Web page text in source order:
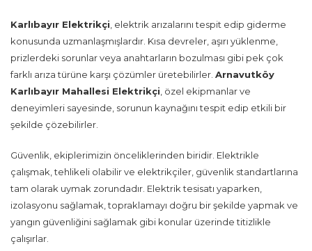
Karlıbayır Elektrikçi , elektrik arızalarını tespit edip giderme
konusunda uzmanlaşmışlardır. Kısa devreler, aşırı yüklenme,
prizlerdeki sorunlar veya anahtarların bozulması gibi pek çok
farklı arıza türüne karşı çözümler üretebilirler. Arnavutköy
Karlıbayır Mahallesi Elektrikçi , özel ekipmanlar ve
deneyimleri sayesinde, sorunun kaynağını tespit edip etkili bir
şekilde çözebilirler.
Güvenlik, ekiplerimizin önceliklerinden biridir. Elektrikle
çalışmak, tehlikeli olabilir ve elektrikçiler, güvenlik standartlarına
tam olarak uymak zorundadır. Elektrik tesisatı yaparken,
izolasyonu sağlamak, topraklamayı doğru bir şekilde yapmak ve
yangın güvenliğini sağlamak gibi konular üzerinde titizlikle
çalışırlar.